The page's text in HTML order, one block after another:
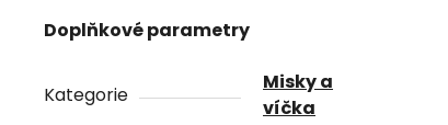
Doplňkové parametry
Kategorie
Misky a
víčka